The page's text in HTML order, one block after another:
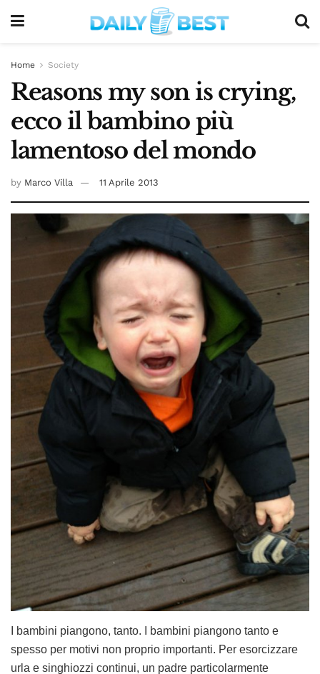
Home Society
Reasons my son is crying,
ecco il bambino più
lamentoso del mondo
by Marco Villa 11 Aprile 2013
I bambini piangono, tanto. I bambini piangono tanto e
spesso per motivi non proprio importanti. Per esorcizzare
urla e singhiozzi continui, un padre particolarmente